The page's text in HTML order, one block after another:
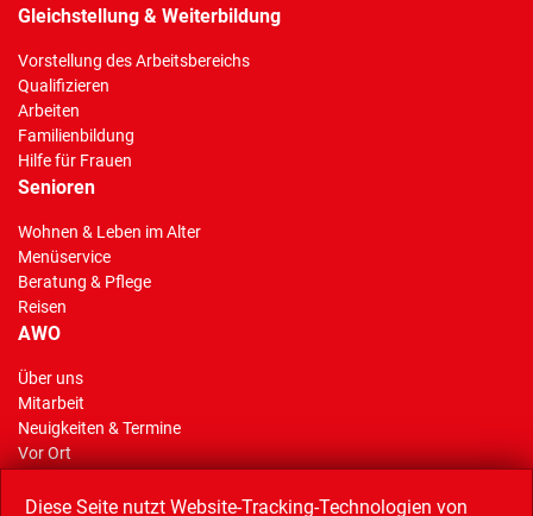
Gleichstellung & Weiterbildung
Vorstellung des Arbeitsbereichs
Qualifizieren
Arbeiten
Familienbildung
Hilfe für Frauen
Senioren
Wohnen & Leben im Alter
Menüservice
Beratung & Pflege
Reisen
AWO
Über uns
Mitarbeit
Neuigkeiten & Termine(Standort)
Vor Ort
Reisen
Diese Seite nutzt Website-Tracking-Technologien von